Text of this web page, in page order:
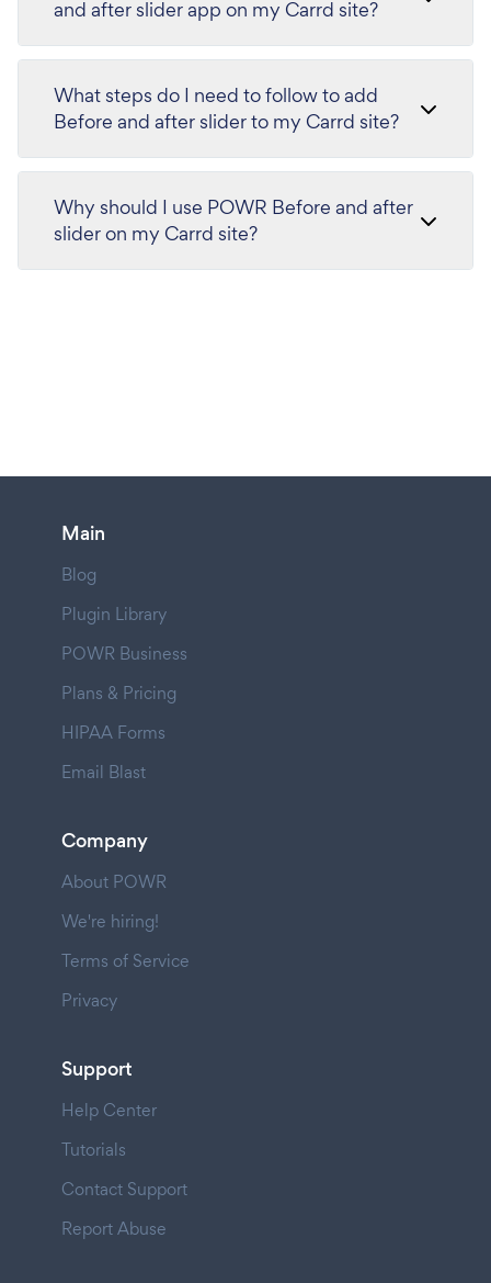
and after slider app on my Carrd site?
What steps do I need to follow to add
Before and after slider to my Carrd site?
Why should I use POWR Before and after
slider on my Carrd site?
Main
Blog
Plugin Library
POWR Business
Plans & Pricing
HIPAA Forms
Email Blast
Company
About POWR
We're hiring!
Terms of Service
Privacy
Support
Help Center
Tutorials
Contact Support
Report Abuse